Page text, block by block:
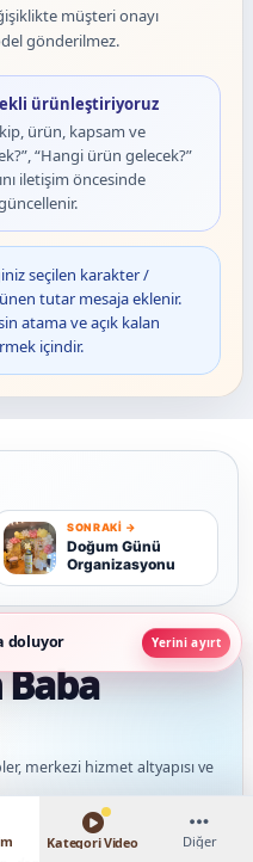
müşteri onayı
gönderilmez.
ürünleştiriyoruz
ürün, kapsam ve
“Hangi ürün gelecek?”
iletişim öncesinde
seçilen karakter /
tutar mesaja eklenir.
atama ve açık kalan
içindir.
D
SONRAKI →
Doğum Günü
Organizasyonu
merkezi hizmet altyapısı ve
deneyimi; 91 onaylı müşteri
doluyor Yerini ayırt
Kategori Video Diğer